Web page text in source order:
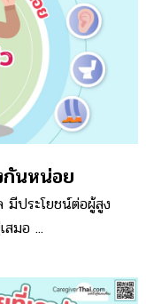
กันหน่อย
มีประโยชน์ต่อผู้สูง
สมอ ...